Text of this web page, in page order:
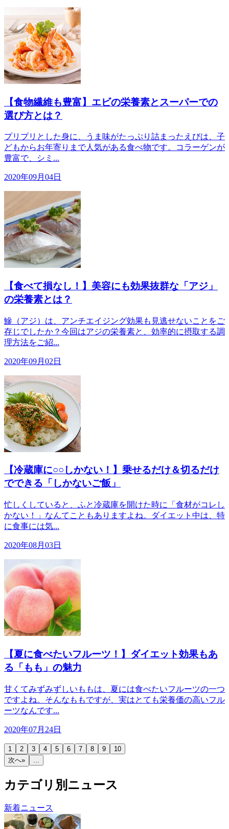
【食物繊維も豊富】エビの栄養素とスーパーでの
選び方とは？
プリプリとした身に、うま味がたっぷり詰まったえびは、子
どもからお年寄りまで人気がある食べ物です。コラーゲンが
豊富で、シミ...
2020年09月04日
【食べて損なし！】美容にも効果抜群な「アジ」
の栄養素とは？
鰺（アジ）は、アンチエイジング効果も見逃せないことをご
存じでしたか？今回はアジの栄養素と、効率的に摂取する調
理方法をご紹...
2020年09月02日
【冷蔵庫に○○しかない！】乗せるだけ＆切るだけ
でできる「しかないご飯」
忙しくしていると、ふと冷蔵庫を開けた時に「食材がコレし
かない！」なんてこともありますよね。ダイエット中は、特
に食事には気...
2020年08月03日
【夏に食べたいフルーツ！】ダイエット効果もあ
る「もも」の魅力
甘くてみずみずしいももは、夏には食べたいフルーツの一つ
ですよね。そんなももですが、実はとても栄養価の高いフル
ーツなんです...
2020年07月24日
1 2 3 4 5 6 7 8 9
10
次へ»
カテゴリ別ニュース
新着ニュース